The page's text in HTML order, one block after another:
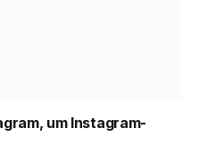
um Instagram-